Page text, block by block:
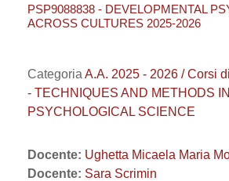
PSP9088838 - DEVELOPMENTAL
ACROSS CULTURES 2025-2026
Categoria A.A. 2025 - 2026 / Corsi
- TECHNIQUES AND METHODS IN
PSYCHOLOGICAL SCIENCE
Docente: Ughetta Micaela Maria
Docente: Sara Scrimin